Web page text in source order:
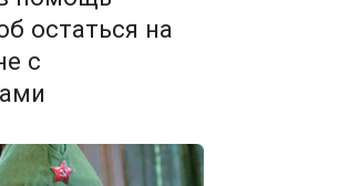
остаться на
с